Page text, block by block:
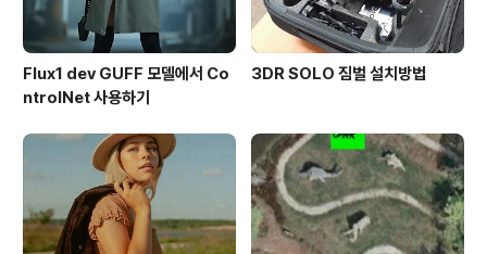
Flux1 dev GUFF 모델에서 Co
ntrolNet 사용하기
3DR SOLO 짐벌 설치방법